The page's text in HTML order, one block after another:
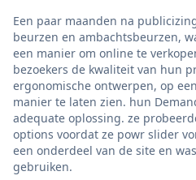
Een paar maanden na
beurzen en ambachtsbeurzen,
een manier om online te
bezoekers de kwaliteit van hun
ergonomische ontwerpen, op
manier te laten zien. hun
adequate oplossing. ze
options voordat ze powr slider
een onderdeel van de site en
gebruiken.